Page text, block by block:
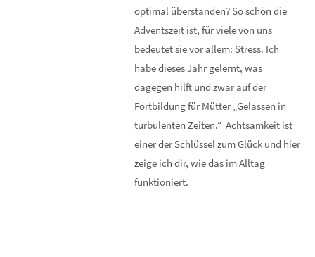
optimal überstanden? So schön die
Adventszeit ist, für viele von uns
bedeutet sie vor allem: Stress. Ich
habe dieses Jahr gelernt, was
dagegen hilft und zwar auf der
Fortbildung für Mütter „Gelassen in
turbulenten Zeiten.“ Achtsamkeit ist
einer der Schlüssel zum Glück und hier
zeige ich dir, wie das im Alltag
funktioniert.